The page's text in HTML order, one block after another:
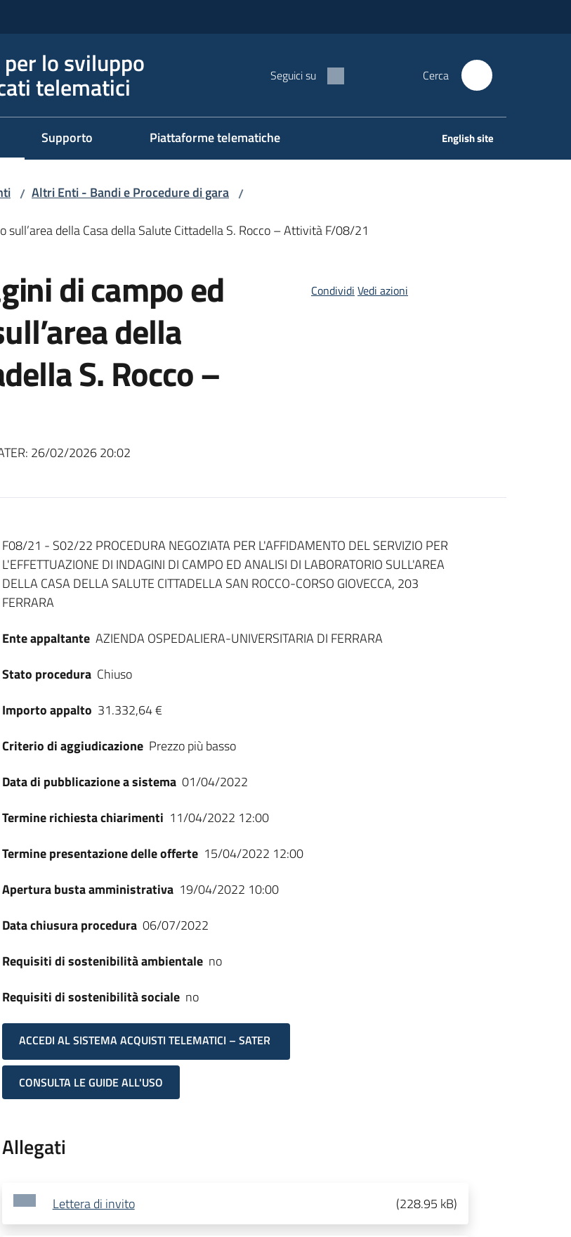
lo sviluppo
telematici Seguici su Cerca
Supporto Piattaforme telematiche English site
/ Altri Enti - Bandi e Procedure di gara /
della Casa della Salute Cittadella S. Rocco – Attività F/08/21
di campo ed
della
S. Rocco –
26/02/2026 20:02
Condividi Vedi azioni
Dati del bando
F08/21 - S02/22 PROCEDURA NEGOZIATA PER L'AFFIDAMENTO DEL SERVIZIO PER
L'EFFETTUAZIONE DI INDAGINI DI CAMPO ED ANALISI DI LABORATORIO SULL'AREA
DELLA CASA DELLA SALUTE CITTADELLA SAN ROCCO-CORSO GIOVECCA, 203
FERRARA
Ente appaltante AZIENDA OSPEDALIERA-UNIVERSITARIA DI FERRARA
Stato procedura Chiuso
Importo appalto 31.332,64 €
Criterio di aggiudicazione Prezzo più basso
Data di pubblicazione a sistema 01/04/2022
Termine richiesta chiarimenti 11/04/2022 12:00
Termine presentazione delle offerte 15/04/2022 12:00
Apertura busta amministrativa 19/04/2022 10:00
Data chiusura procedura 06/07/2022
Requisiti di sostenibilità ambientale no
Requisiti di sostenibilità sociale no
ACCEDI AL SISTEMA ACQUISTI TELEMATICI – SATER
CONSULTA LE GUIDE ALL'USO
Allegati
Lettera di invito (228.95 kB)